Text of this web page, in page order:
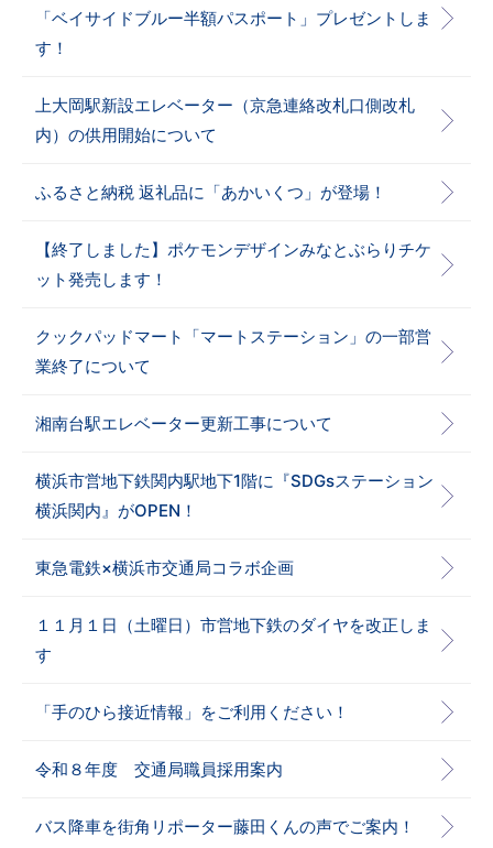
「ベイサイドブルー半額パスポート」プレゼントしま
す！
上大岡駅新設エレベーター（京急連絡改札口側改札
内）の供用開始について
ふるさと納税 返礼品に「あかいくつ」が登場！
【終了しました】ポケモンデザインみなとぶらりチケ
ット発売します！
クックパッドマート「マートステーション」の一部営
業終了について
湘南台駅エレベーター更新工事について
横浜市営地下鉄関内駅地下1階に『SDGsステーション
横浜関内』がOPEN！
東急電鉄×横浜市交通局コラボ企画
１１月１日（土曜日）市営地下鉄のダイヤを改正しま
す
「手のひら接近情報」をご利用ください！
令和８年度 交通局職員採用案内
バス降車を街角リポーター藤田くんの声でご案内！